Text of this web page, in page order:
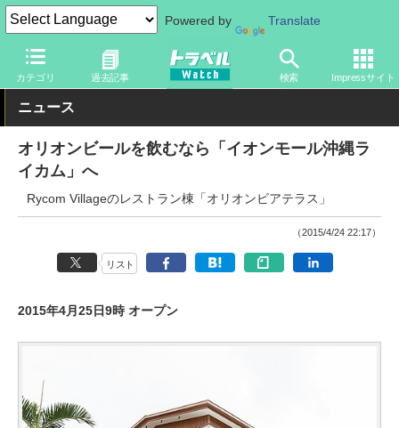
Powered by Translate
カテゴリ 過去記事 検索 Impressサイト
トラベル Watch 旅の情報 観光地
ニュース
オリオンビールを飲むなら「イオンモール沖縄ラ
イカム」へ
Rycom Villageのレストラン棟「オリオンビアテラス」
（2015/4/24 22:17）
リスト
2015年4月25日9時 オープン